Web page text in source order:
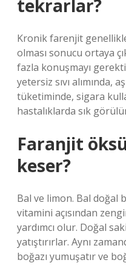
tekrarlar?
Kronik farenjit
olması sonucu ortaya
fazla konuşmayı
yetersiz sıvı alımında,
tüketiminde, sigara
hastalıklarda sık
Faranjit
keser?
Bal ve limon. Bal doğal
vitamini açısından
yardımcı olur. Doğal
yatıştırırlar. Aynı
boğazı yumuşatır ve